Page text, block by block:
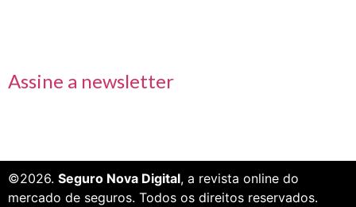
Assine a newsletter
©2026. Seguro Nova Digital, a revista online do
mercado de seguros. Todos os direitos reservados.